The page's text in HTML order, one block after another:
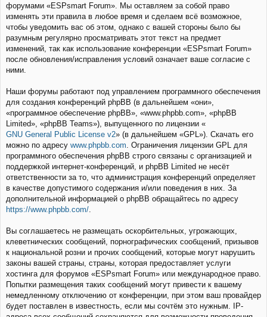
форумами «ESPsmart Forum». Мы оставляем за собой право
изменять эти правила в любое время и сделаем всё возможное,
чтобы уведомить вас об этом, однако с вашей стороны было бы
разумным регулярно просматривать этот текст на предмет
изменений, так как использование конференции «ESPsmart Forum»
после обновления/исправления условий означает ваше согласие с
ними.
Наши форумы работают под управлением программного обеспечения
для создания конференций phpBB (в дальнейшем «они»,
«программное обеспечение phpBB», «www.phpbb.com», «phpBB
Limited», «phpBB Teams»), выпущенного по лицензии «
GNU General Public License v2» (в дальнейшем «GPL»). Скачать его
можно по адресу www.phpbb.com . Ограничения лицензии GPL для
программного обеспечения phpBB строго связаны с организацией и
поддержкой интернет-конференций, и phpBB Limited не несёт
ответственности за то, что администрация конференций определяет
в качестве допустимого содержания и/или поведения в них. За
дополнительной информацией о phpBB обращайтесь по адресу
https://www.phpbb.com/
Вы соглашаетесь не размещать оскорбительных, угрожающих,
клеветнических сообщений, порнографических сообщений, призывов
к национальной розни и прочих сообщений, которые могут нарушить
законы вашей страны, страны, которая предоставляет услуги
хостинга для форумов «ESPsmart Forum» или международное право.
Попытки размещения таких сообщений могут привести к вашему
немедленному отключению от конференции, при этом ваш провайдер
будет поставлен в известность, если мы сочтём это нужным. IP-